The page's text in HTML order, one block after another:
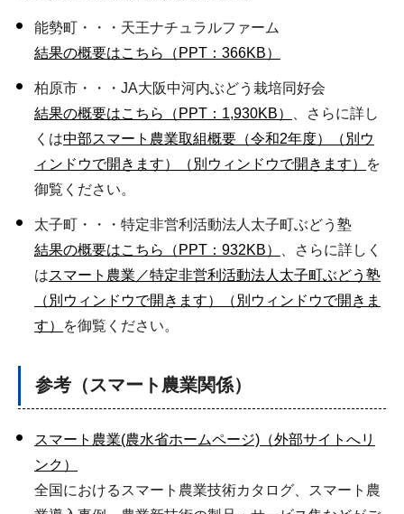
能勢町・・・天王ナチュラルファーム
結果の概要はこちら（PPT：366KB）
柏原市・・・JA大阪中河内ぶどう栽培同好会
結果の概要はこちら（PPT：1,930KB）
、さらに詳し
くは中部スマート農業取組概要（令和2年度）（別ウ
ィンドウで開きます）（別ウィンドウで開きます）
を
御覧ください。
太子町・・・特定非営利活動法人太子町ぶどう塾
結果の概要はこちら（PPT：932KB）
、さらに詳しく
はスマート農業／特定非営利活動法人太子町ぶどう塾
（別ウィンドウで開きます）（別ウィンドウで開きま
す）
を御覧ください。
参考（スマート農業関係）
スマート農業(農水省ホームページ)（外部サイトへリ
ンク）
全国におけるスマート農業技術カタログ、スマート農